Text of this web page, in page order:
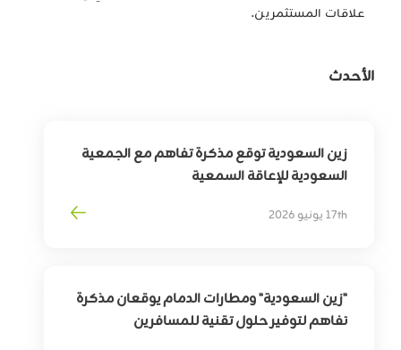
علاقات المستثمرين.
الأحدث
زين السعودية توقع مذكرة تفاهم مع الجمعية
السعودية للإعاقة السمعية
ذوي الإعاقة السمعية
17th يونيو 2026
"زين السعودية" ومطارات الدمام يوقعان مذكرة
تفاهم لتوفير حلول تقنية للمسافرين